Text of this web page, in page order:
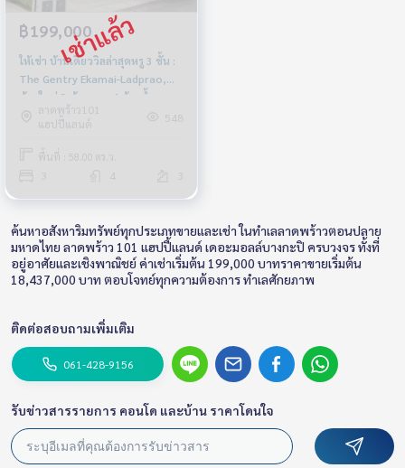
฿199,000
ให้เช่า บ้านเดี่ยววิลล่าสุดหรู 3 ชั้น :
The Gentry Ekamai-Ladprao,
บ้านใหม่ 3 ห้องนอน 4 ห้องน้ำ
ตกแต่งใหม่พร้อมอยู่ ใกล้เมกาบางนา
ราคาเช่าเพียง 199,000 บาท
ลาดพร้าว101
แฮปปี้แลนด์
548
พื้นที่ : 58.00 ตร.ว.
4
ค้นหาอสังหาริมทรัพย์ทุกประเภทขายและเช่า ในทำเลลาดพร้าวตอนปลาย
มหาดไทย ลาดพร้าว 101 แฮปปี้แลนด์ เดอะมอลล์บางกะปิ ครบวงจร ทั้งที่
อยู่อาศัยและเชิงพาณิชย์ ค่าเช่าเริ่มต้น 199,000 บาทราคาขายเริ่มต้น
18,437,000 บาท ตอบโจทย์ทุกความต้องการ ทำเลศักยภาพ
ติดต่อสอบถามเพิ่มเติม
061-428-9156
รับข่าวสารรายการ คอนโด และบ้าน ราคาโดนใจ